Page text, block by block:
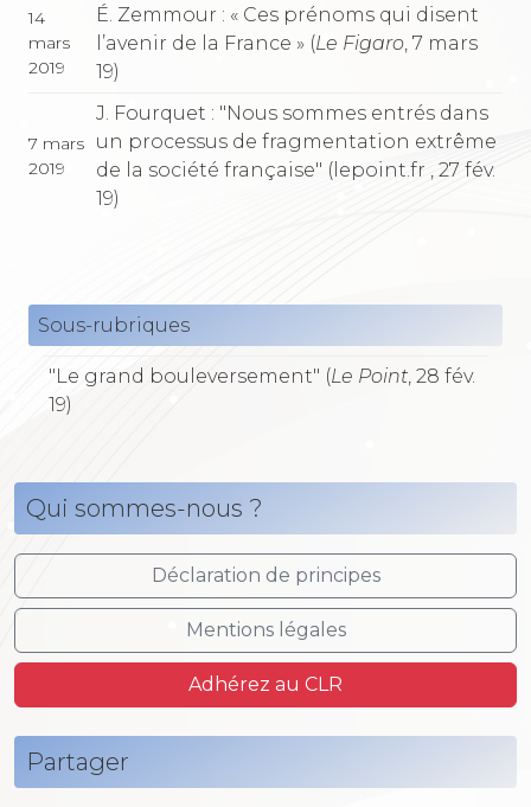
14
mars
2019
É. Zemmour : « Ces prénoms qui disent
l’avenir de la France » (Le Figaro , 7 mars
19)
7 mars
2019
J. Fourquet : "Nous sommes entrés dans
un processus de fragmentation extrême
de la société française" (lepoint.fr , 27 fév.
19)
Sous-rubriques
"Le grand bouleversement" (Le Point , 28 fév.
19)
Qui sommes-nous ?
Déclaration de principes
Mentions légales
Adhérez au CLR
Partager